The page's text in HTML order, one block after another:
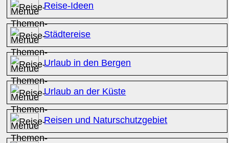
Reise-Ideen
Städtereise
Urlaub in den Bergen
Urlaub an der Küste
Reisen und Naturschutzgebiet